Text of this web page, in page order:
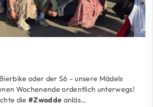
oder der S6 – unsere Mädels
Wochenende ordentlich unterwegs!
die #Zwodde anläs…